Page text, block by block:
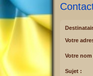
Votre
Votre nom
Sujet :